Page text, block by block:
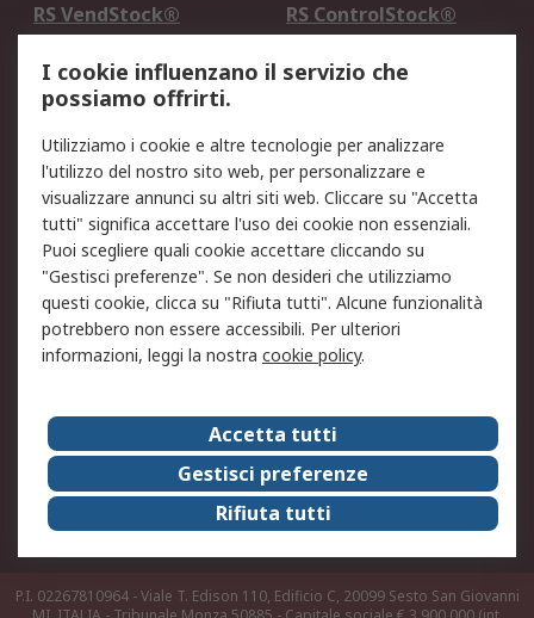
RS VendStock®
RS ControlStock®
Legale
Informativa Cookie
Informativa Privacy -
Aggiornata
Email Security
Termini d'uso
Condizioni di vendita
Condizioni generali di
servizio
Etica e responsabilità
Chi Siamo
Chi Siamo
Contattaci
Supporto
ESG
Carriere
RS Group
Press Centre
Discovery: il Blog di RS
P.I. 02267810964 - Viale T. Edison 110, Edificio C, 20099 Sesto San Giovanni
I cookie influenzano il servizio che
possiamo offrirti.
Utilizziamo i cookie e altre tecnologie per analizzare
l'utilizzo del nostro sito web, per personalizzare e
visualizzare annunci su altri siti web. Cliccare su "Accetta
tutti" significa accettare l'uso dei cookie non essenziali.
Puoi scegliere quali cookie accettare cliccando su
"Gestisci preferenze". Se non desideri che utilizziamo
questi cookie, clicca su "Rifiuta tutti". Alcune funzionalità
potrebbero non essere accessibili. Per ulteriori
informazioni, leggi la nostra cookie policy.
Accetta tutti
Gestisci preferenze
Rifiuta tutti